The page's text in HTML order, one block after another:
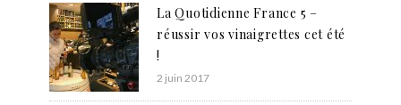
La Quotidienne France 5 –
réussir vos vinaigrettes cet été
!
2 juin 2017